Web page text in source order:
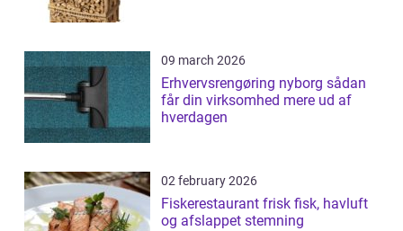
09 march 2026
Erhvervsrengøring nyborg sådan
får din virksomhed mere ud af
hverdagen
02 february 2026
Fiskerestaurant frisk fisk, havluft
og afslappet stemning